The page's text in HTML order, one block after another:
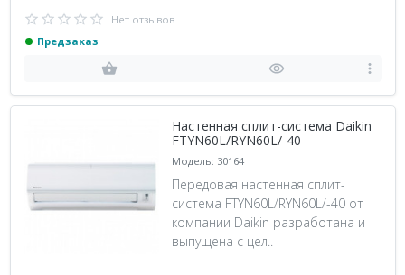
Нет отзывов
Предзаказ
Настенная сплит-система Daikin
FTYN60L/RYN60L/-40
Модель: 30164
Передовая настенная сплит-
система FTYN60L/RYN60L/-40 от
компании Daikin разработана и
выпущена с цел..